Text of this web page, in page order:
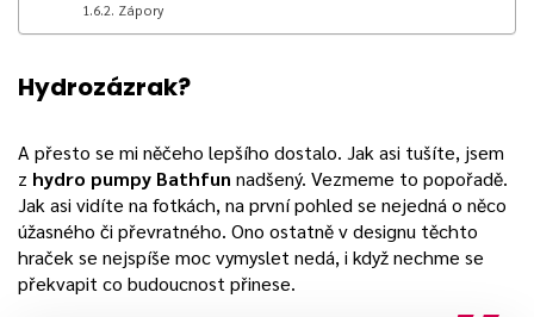
Zápory
Hydrozázrak?
A přesto se mi něčeho lepšího dostalo. Jak asi tušíte, jsem
z hydro pumpy Bathfun nadšený. Vezmeme to popořadě.
Jak asi vidíte na fotkách, na první pohled se nejedná o něco
úžasného či převratného. Ono ostatně v designu těchto
hraček se nejspíše moc vymyslet nedá, i když nechme se
překvapit co budoucnost přinese.